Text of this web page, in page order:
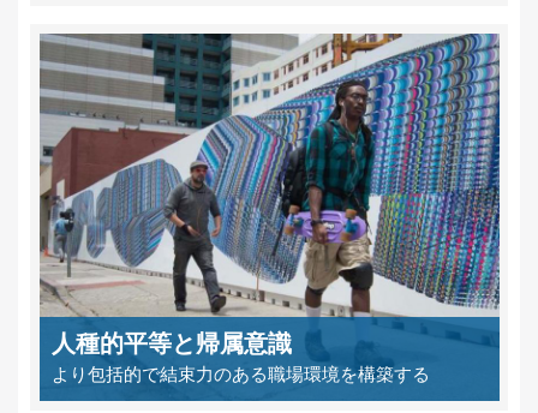
人種的平等と帰属意識
より包括的で結束力のある職場環境を構築する